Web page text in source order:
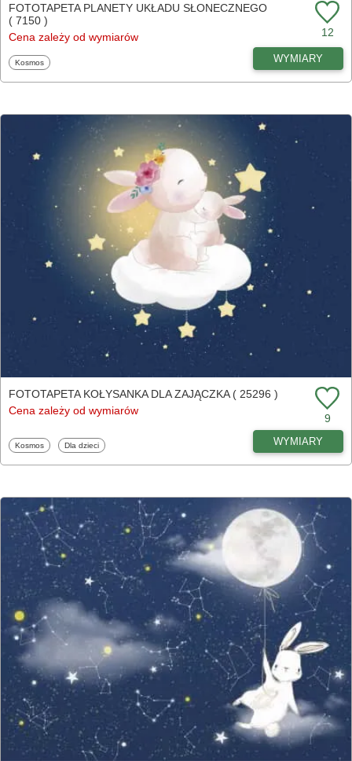
FOTOTAPETA PLANETY UKŁADU SŁONECZNEGO
( 7150 )
Cena zależy od wymiarów
12
Fototapety
Kosmos WYMIARY
FOTOTAPETA KOŁYSANKA DLA ZAJĄCZKA ( 25296 )
Cena zależy od wymiarów
9
Fototapety
Kosmos Fototapety
Dla dzieci WYMIARY